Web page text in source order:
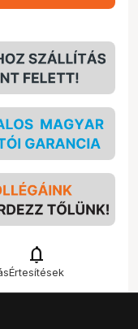
notifications
Értesítések